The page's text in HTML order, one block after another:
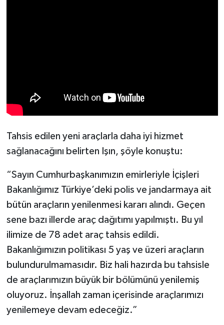
Tahsis edilen yeni araçlarla daha iyi hizmet
sağlanacağını belirten Işın, şöyle konuştu:
“Sayın Cumhurbaşkanımızın emirleriyle İçişleri
Bakanlığımız Türkiye’deki polis ve jandarmaya ait
bütün araçların yenilenmesi kararı alındı. Geçen
sene bazı illerde araç dağıtımı yapılmıştı. Bu yıl
ilimize de 78 adet araç tahsis edildi.
Bakanlığımızın politikası 5 yaş ve üzeri araçların
bulundurulmamasıdır. Biz hali hazırda bu tahsisle
de araçlarımızın büyük bir bölümünü yenilemiş
oluyoruz. İnşallah zaman içerisinde araçlarımızı
yenilemeye devam edeceğiz.”
Siyaset
Spor
Türkiye
Video Galeri
Yaşam
Yemek Tarifleri